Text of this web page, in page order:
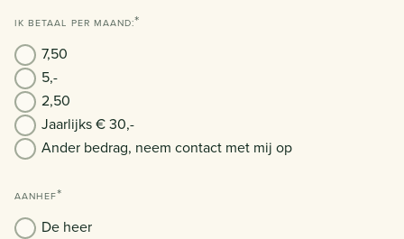
IK BETAAL PER MAAND:
7,50
5,-
2,50
Jaarlijks € 30,-
Ander bedrag, neem contact met mij op
AANHEF
De heer